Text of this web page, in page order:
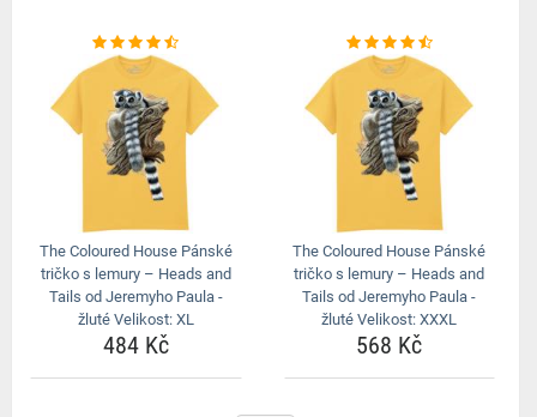
The Coloured House Pánské
tričko s lemury – Heads and
Tails od Jeremyho Paula -
žluté Velikost: XL
484 Kč
The Coloured House Pánské
tričko s lemury – Heads and
Tails od Jeremyho Paula -
žluté Velikost: XXXL
568 Kč